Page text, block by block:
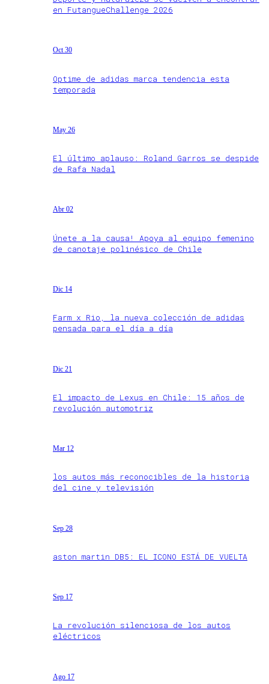
en FutangueChallenge 2026
Oct 30
Optime de adidas marca tendencia esta
temporada
May 26
El último aplauso: Roland Garros se despide
de Rafa Nadal
Abr 02
Únete a la causa! Apoya al equipo femenino
de canotaje polinésico de Chile
Dic 14
Farm x Rio, la nueva colección de adidas
pensada para el día a día
Dic 21
El impacto de Lexus en Chile: 15 años de
revolución automotriz
Mar 12
los autos más reconocibles de la historia
del cine y televisión
Sep 28
aston martin DB5: EL ICONO ESTÁ DE VUELTA
Sep 17
La revolución silenciosa de los autos
eléctricos
Ago 17